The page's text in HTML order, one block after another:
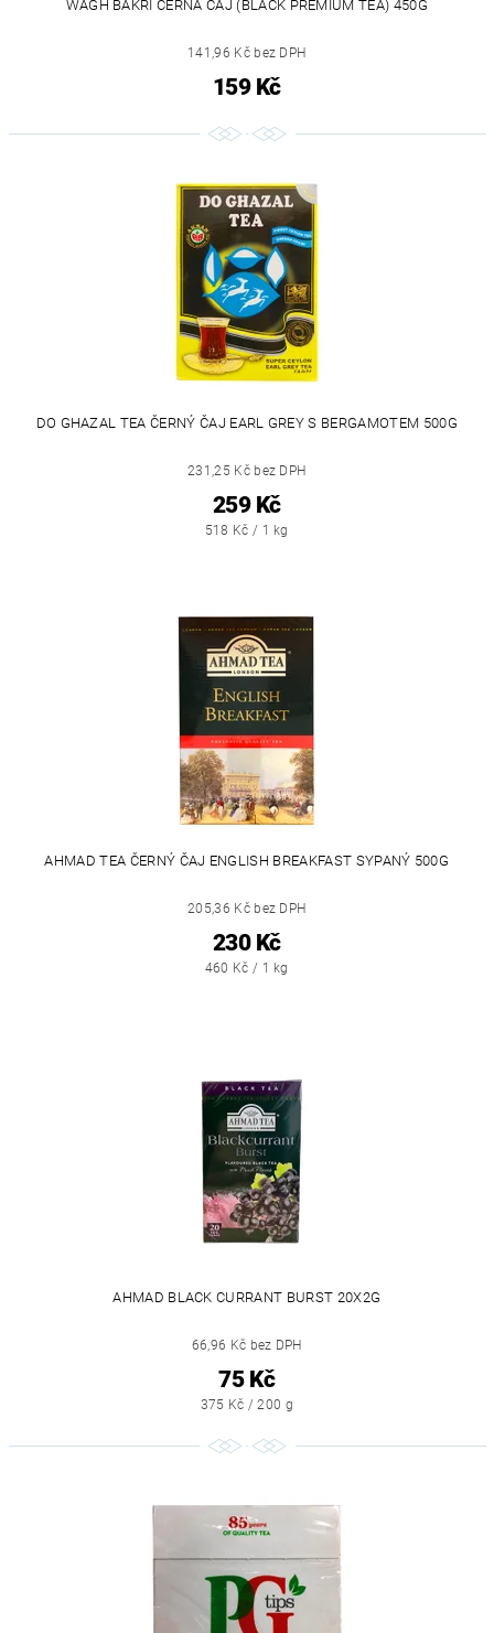
WAGH BAKRI ČERNÁ ČAJ (BLACK PREMIUM TEA) 450G
141,96 Kč bez DPH
159 Kč
DO GHAZAL TEA ČERNÝ ČAJ EARL GREY S BERGAMOTEM 500G
231,25 Kč bez DPH
259 Kč
518 Kč / 1 kg
AHMAD TEA ČERNÝ ČAJ ENGLISH BREAKFAST SYPANÝ 500G
205,36 Kč bez DPH
230 Kč
460 Kč / 1 kg
AHMAD BLACK CURRANT BURST 20X2G
66,96 Kč bez DPH
75 Kč
375 Kč / 200 g